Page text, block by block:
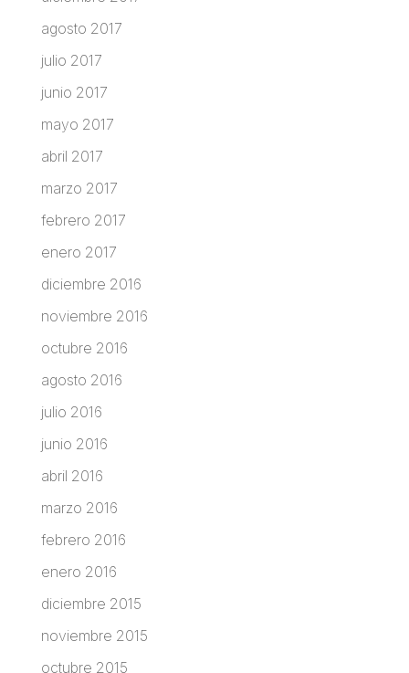
agosto 2017
julio 2017
junio 2017
mayo 2017
abril 2017
marzo 2017
febrero 2017
enero 2017
diciembre 2016
noviembre 2016
octubre 2016
agosto 2016
julio 2016
junio 2016
abril 2016
marzo 2016
febrero 2016
enero 2016
diciembre 2015
noviembre 2015
octubre 2015